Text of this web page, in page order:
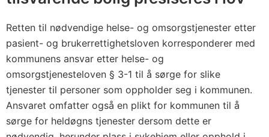
k
t
i
l
r
Retten til nødvendige helse- og omsorgstjenester etter
pasient- og brukerrettighetsloven korresponderer med
kommunens ansvar etter helse- og
omsorgstjenesteloven § 3-1 til å sørge for slike
tjenester til personer som oppholder seg i kommunen.
Ansvaret omfatter også en plikt for kommunen til å
sørge for heldøgns tjenester dersom dette er